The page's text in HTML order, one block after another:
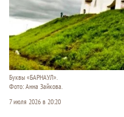
Буквы «БАРНАУЛ».
Фото: Анна Зайкова.
7 июля 2026 в 20:20